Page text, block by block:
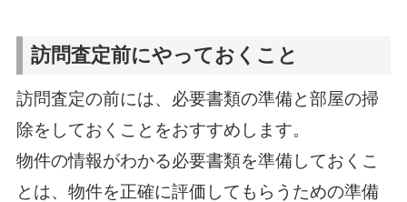
訪問査定前にやっておくこと
訪問査定の前には、必要書類の準備と部屋の掃
除をしておくことをおすすめします。
物件の情報がわかる必要書類を準備しておくこ
とは、物件を正確に評価してもらうための準備